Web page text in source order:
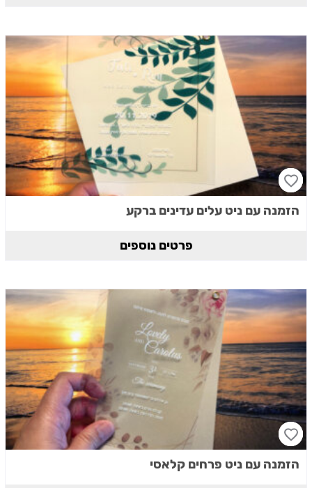
הזמנה עם ניט עלים עדינים ברקע
פרטים נוספים
הזמנה עם ניט פרחים קלאסי